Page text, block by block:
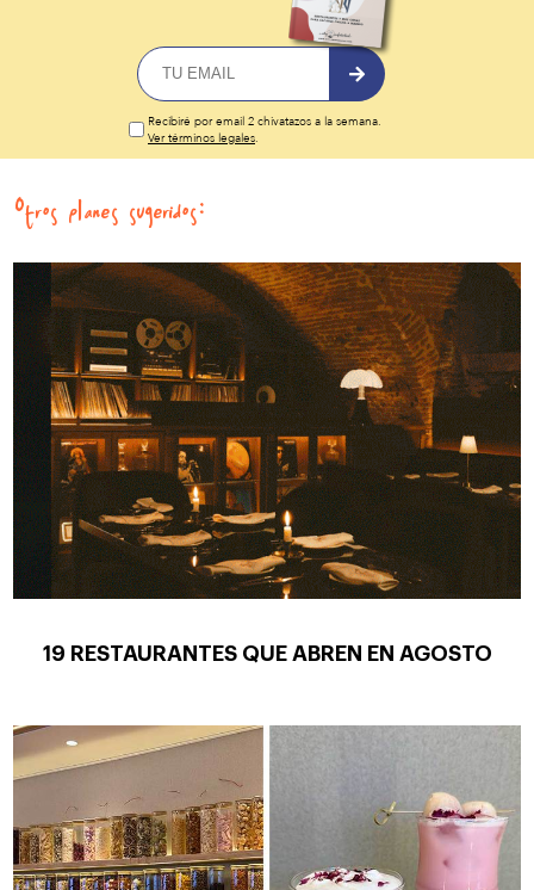
Recibiré por email 2 chivatazos a la semana.
Ver términos legales.
Otros planes sugeridos:
19 RESTAURANTES QUE ABREN EN AGOSTO